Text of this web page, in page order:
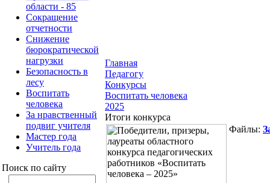
области - 85
Сокращение
отчетности
Снижение
бюрократической
нагрузки
Безопасность в
лесу
Воспитать
человека
За нравственный
подвиг учителя
Мастер года
Учитель года
Поиск по сайту
Главная
Педагогу
Конкурсы
Воспитать человека
2025
Итоги конкурса
Файлы: